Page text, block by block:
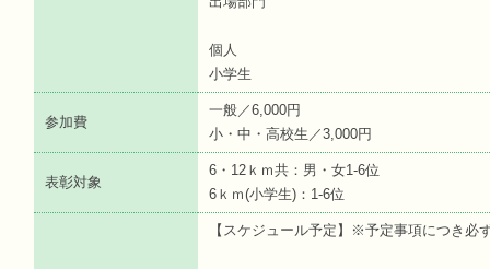
個人
小学生
参加費
一般／6,000円
小・中・高校生／3,000円
表彰対象
6・12ｋｍ共：男・女1-6位
6ｋｍ(小学生)：1-6位
【スケジュール予定】※予定事項につき必